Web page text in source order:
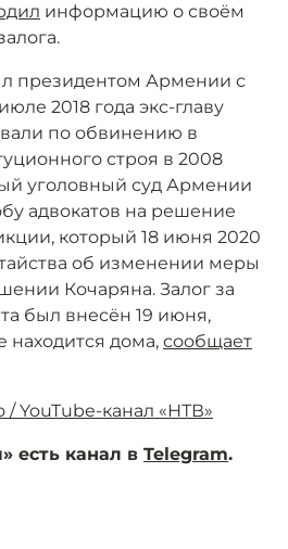
информацию о своём
президентом Армении с
2018 года экс-главу
по обвинению в
строя в 2008
уголовный суд Армении
адвокатов на решение
который 18 июня 2020
об изменении меры
Кочаряна. Залог за
был внесён 19 июня,
находится дома, сообщает
/ YouTube-канал «НТВ»
есть канал в Telegram.